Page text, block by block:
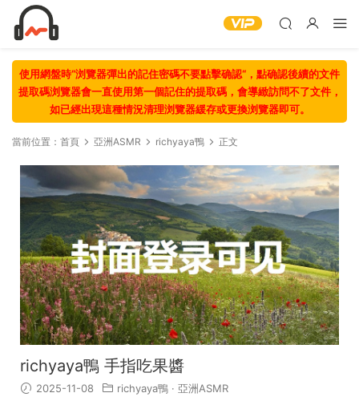
使用網盤時“浏覽器彈出的記住密碼不要點擊确認“，點确認後續的文件
提取碼浏覽器會一直使用第一個記住的提取碼，會導緻訪問不了文件，
如已經出現這種情況清理浏覽器緩存或更換浏覽器即可。
當前位置： 首頁 亞洲ASMR richyaya鴨 正文
richyaya鴨 手指吃果醬
2025-11-08 richyaya鴨 · 亞洲ASMR